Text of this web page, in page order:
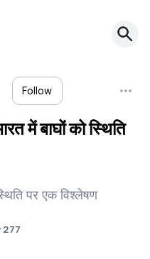
Follow
में बाघों को स्थिति
पर एक विश्लेषण
277